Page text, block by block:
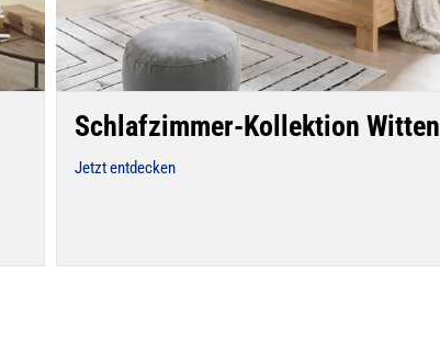
Schlafzimmer-Kollektion Witten
Jetzt entdecken